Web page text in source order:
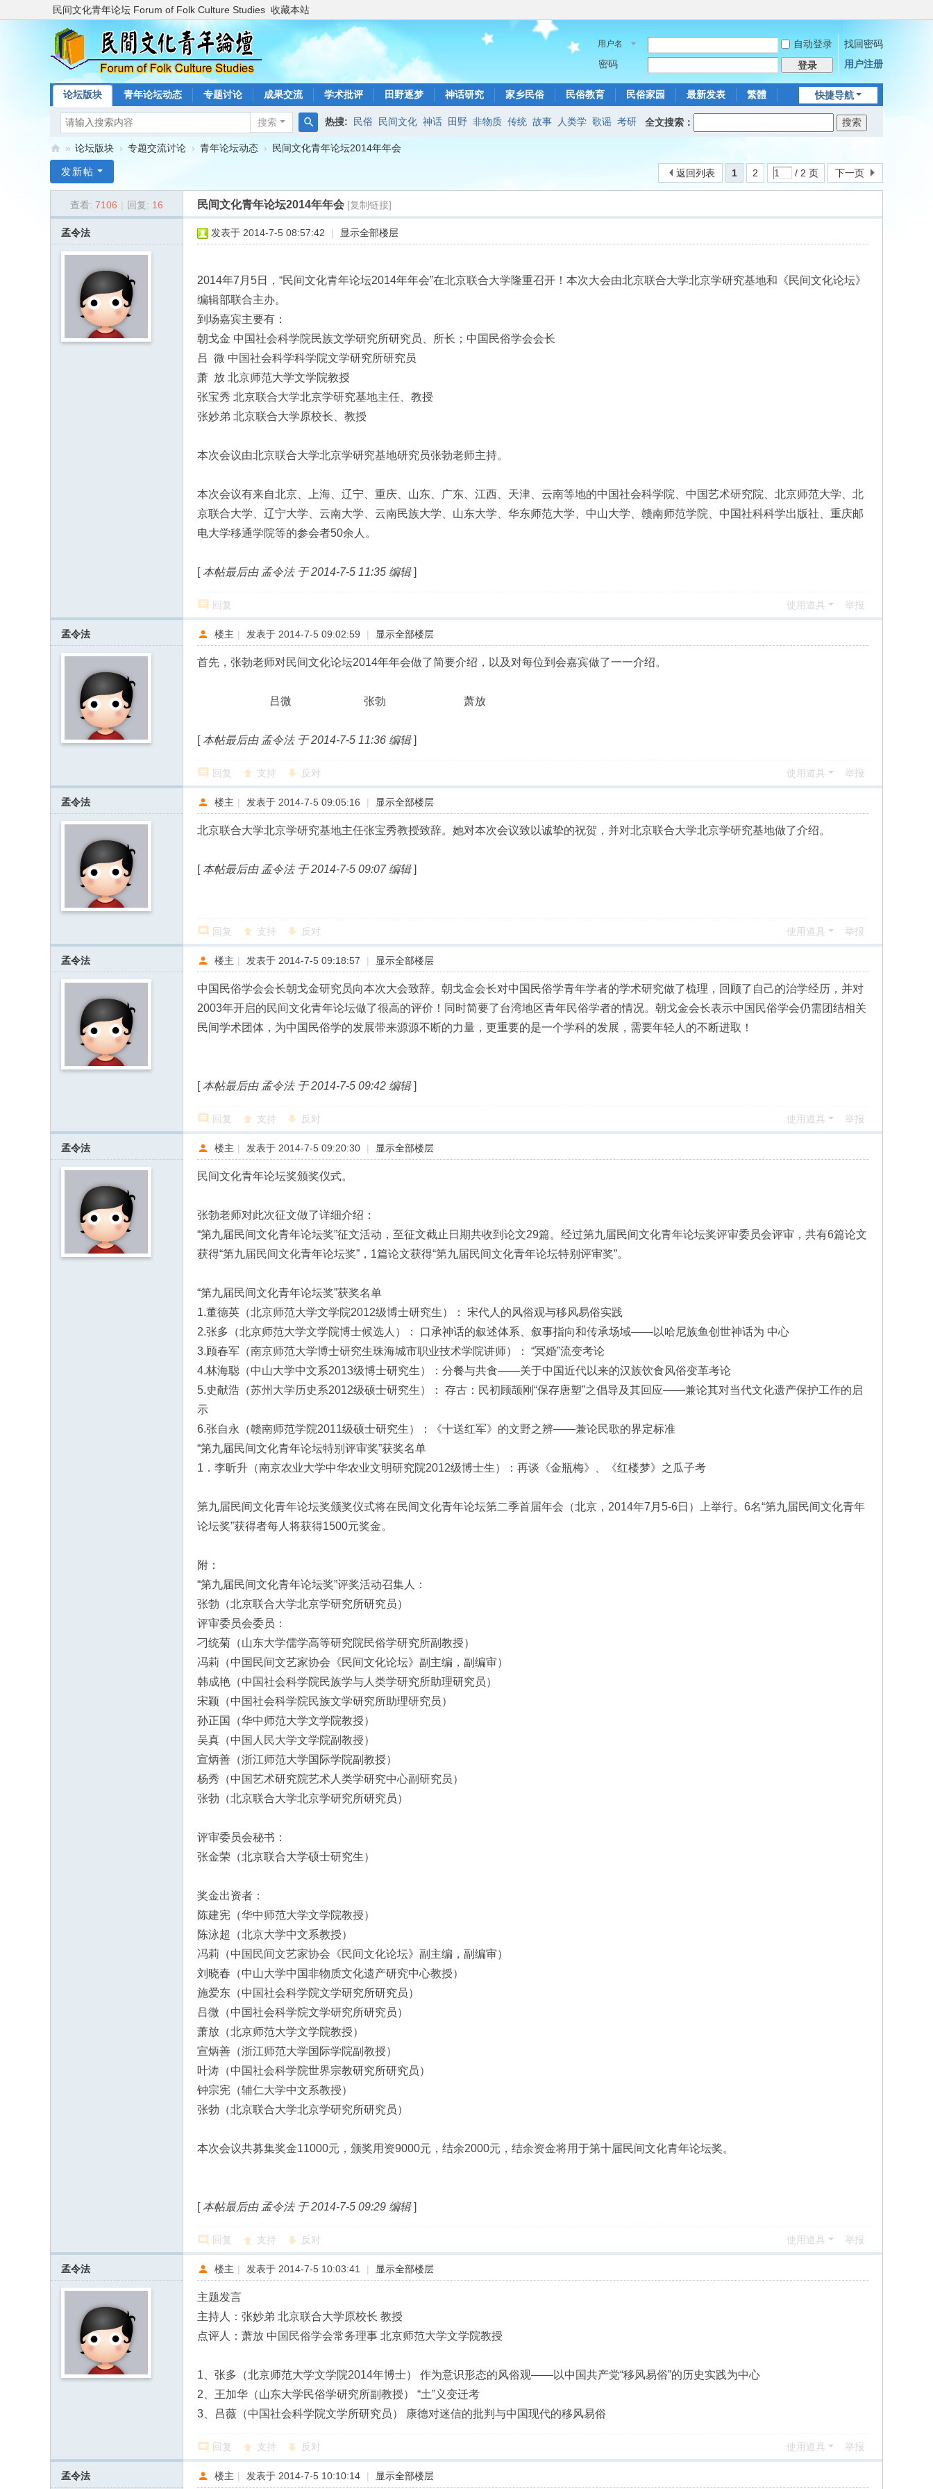
民间文化青年论坛 Forum of Folk Culture Studies 收藏本站
用户名 自动登录
找回密码
密码
登录 用户注册
快捷导航
论坛版块 青年论坛动态 专题讨论 成果交流 学术批评 田野逐梦 神话研究 家乡民俗 民俗教育 民俗家园 最新发表 繁體
搜索
搜
热搜: 民俗 民间文化 神话 田野 非物质 传统 故事 人类学 歌谣 考研 全文搜索：
间
» 论坛版块 › 专题交流讨论 › 青年论坛动态 › 民间文化青年论坛2014年年会
1 2 / 2 页 下一页
返回列表
发新帖
查看: 7106 | 回复: 16 民间文化青年论坛2014年年会 [复制链接]
孟令法 发表于 2014-7-5 08:57:42 | 显示全部楼层
2014年7月5日，“民间文化青年论坛2014年年会”在北京联合大学隆重召开！本次大会由北京联合大学北京学研究基地和《民间文化论坛》
编辑部联合主办。
到场嘉宾主要有：
朝戈金 中国社会科学院民族文学研究所研究员、所长；中国民俗学会会长
吕 微 中国社会科学科学院文学研究所研究员
萧 放 北京师范大学文学院教授
张宝秀 北京联合大学北京学研究基地主任、教授
张妙弟 北京联合大学原校长、教授
本次会议由北京联合大学北京学研究基地研究员张勃老师主持。
本次会议有来自北京、上海、辽宁、重庆、山东、广东、江西、天津、云南等地的中国社会科学院、中国艺术研究院、北京师范大学、北
京联合大学、辽宁大学、云南大学、云南民族大学、山东大学、华东师范大学、中山大学、赣南师范学院、中国社科科学出版社、重庆邮
电大学移通学院等的参会者50余人。
[本帖最后由 孟令法 于 2014-7-5 11:35 编辑]
回复 使用道具 举报
孟令法 楼主 | 发表于 2014-7-5 09:02:59 | 显示全部楼层
首先，张勃老师对民间文化论坛2014年年会做了简要介绍，以及对每位到会嘉宾做了一一介绍。
吕微 张勃 萧放
[本帖最后由 孟令法 于 2014-7-5 11:36 编辑]
回复 支持 反对 使用道具 举报
孟令法 楼主 | 发表于 2014-7-5 09:05:16 | 显示全部楼层
北京联合大学北京学研究基地主任张宝秀教授致辞。她对本次会议致以诚挚的祝贺，并对北京联合大学北京学研究基地做了介绍。
[本帖最后由 孟令法 于 2014-7-5 09:07 编辑]
回复 支持 反对 使用道具 举报
孟令法 楼主 | 发表于 2014-7-5 09:18:57 | 显示全部楼层
中国民俗学会会长朝戈金研究员向本次大会致辞。朝戈金会长对中国民俗学青年学者的学术研究做了梳理，回顾了自己的治学经历，并对
2003年开启的民间文化青年论坛做了很高的评价！同时简要了台湾地区青年民俗学者的情况。朝戈金会长表示中国民俗学会仍需团结相关
民间学术团体，为中国民俗学的发展带来源源不断的力量，更重要的是一个学科的发展，需要年轻人的不断进取！
[本帖最后由 孟令法 于 2014-7-5 09:42 编辑]
回复 支持 反对 使用道具 举报
孟令法 楼主 | 发表于 2014-7-5 09:20:30 | 显示全部楼层
民间文化青年论坛奖颁奖仪式。
张勃老师对此次征文做了详细介绍：
“第九届民间文化青年论坛奖”征文活动，至征文截止日期共收到论文29篇。经过第九届民间文化青年论坛奖评审委员会评审，共有6篇论文
获得“第九届民间文化青年论坛奖”，1篇论文获得“第九届民间文化青年论坛特别评审奖”。
“第九届民间文化青年论坛奖”获奖名单
1.董德英（北京师范大学文学院2012级博士研究生）： 宋代人的风俗观与移风易俗实践
2.张多（北京师范大学文学院博士候选人）： 口承神话的叙述体系、叙事指向和传承场域——以哈尼族鱼创世神话为 中心
3.顾春军（南京师范大学博士研究生珠海城市职业技术学院讲师）： “冥婚”流变考论
4.林海聪（中山大学中文系2013级博士研究生）：分餐与共食——关于中国近代以来的汉族饮食风俗变革考论
5.史献浩（苏州大学历史系2012级硕士研究生）： 存古：民初顾颉刚“保存唐塑”之倡导及其回应——兼论其对当代文化遗产保护工作的启
示
6.张自永（赣南师范学院2011级硕士研究生）：《十送红军》的文野之辨——兼论民歌的界定标准
“第九届民间文化青年论坛特别评审奖”获奖名单
1．李昕升（南京农业大学中华农业文明研究院2012级博士生）：再谈《金瓶梅》、《红楼梦》之瓜子考
第九届民间文化青年论坛奖颁奖仪式将在民间文化青年论坛第二季首届年会（北京，2014年7月5-6日）上举行。6名“第九届民间文化青年
论坛奖”获得者每人将获得1500元奖金。
附：
“第九届民间文化青年论坛奖”评奖活动召集人：
张勃（北京联合大学北京学研究所研究员）
评审委员会委员：
刁统菊（山东大学儒学高等研究院民俗学研究所副教授）
冯莉（中国民间文艺家协会《民间文化论坛》副主编，副编审）
韩成艳（中国社会科学院民族学与人类学研究所助理研究员）
宋颖（中国社会科学院民族文学研究所助理研究员）
孙正国（华中师范大学文学院教授）
吴真（中国人民大学文学院副教授）
宣炳善（浙江师范大学国际学院副教授）
杨秀（中国艺术研究院艺术人类学研究中心副研究员）
张勃（北京联合大学北京学研究所研究员）
评审委员会秘书：
张金荣（北京联合大学硕士研究生）
奖金出资者：
陈建宪（华中师范大学文学院教授）
陈泳超（北京大学中文系教授）
冯莉（中国民间文艺家协会《民间文化论坛》副主编，副编审）
刘晓春（中山大学中国非物质文化遗产研究中心教授）
施爱东（中国社会科学院文学研究所研究员）
吕微（中国社会科学院文学研究所研究员）
萧放（北京师范大学文学院教授）
宣炳善（浙江师范大学国际学院副教授）
叶涛（中国社会科学院世界宗教研究所研究员）
钟宗宪（辅仁大学中文系教授）
张勃（北京联合大学北京学研究所研究员）
本次会议共募集奖金11000元，颁奖用资9000元，结余2000元，结余资金将用于第十届民间文化青年论坛奖。
[本帖最后由 孟令法 于 2014-7-5 09:29 编辑]
回复 支持 反对 使用道具 举报
孟令法 楼主 | 发表于 2014-7-5 10:03:41 | 显示全部楼层
主题发言
主持人：张妙弟 北京联合大学原校长 教授
点评人：萧放 中国民俗学会常务理事 北京师范大学文学院教授
1、张多（北京师范大学文学院2014年博士） 作为意识形态的风俗观——以中国共产党“移风易俗”的历史实践为中心
2、王加华（山东大学民俗学研究所副教授） “土”义变迁考
3、吕薇（中国社会科学院文学所研究员） 康德对迷信的批判与中国现代的移风易俗
回复 支持 反对 使用道具 举报
孟令法 楼主 | 发表于 2014-7-5 10:10:14 | 显示全部楼层